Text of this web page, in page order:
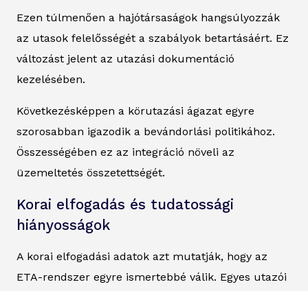
Ezen túlmenően a hajótársaságok hangsúlyozzák
az utasok felelősségét a szabályok betartásáért. Ez
változást jelent az utazási dokumentáció
kezelésében.
Következésképpen a körutazási ágazat egyre
szorosabban igazodik a bevándorlási politikához.
Összességében ez az integráció növeli az
üzemeltetés összetettségét.
Korai elfogadás és tudatossági
hiányosságok
A korai elfogadási adatok azt mutatják, hogy az
ETA-rendszer egyre ismertebbé válik. Egyes utazói